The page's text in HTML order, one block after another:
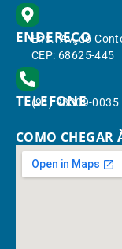
ENDEREÇO
End.: Av. do
CEP: 68625-445
TELEFONE
(91) 98309-0035
COMO CHEGAR